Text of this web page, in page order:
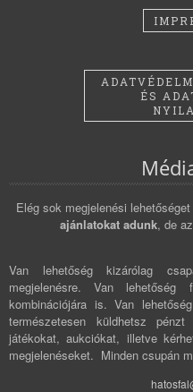
ÉS
Elég sok megjelenési
ajánlatokat adunk, de
Van lehetőség kizárólag
megjelenésre. Van lehetőség
kombinációjára is. Van
természetesen küldhetsz
játékokat, aukciókat, illetve
megjelenéseket. Minden csupán